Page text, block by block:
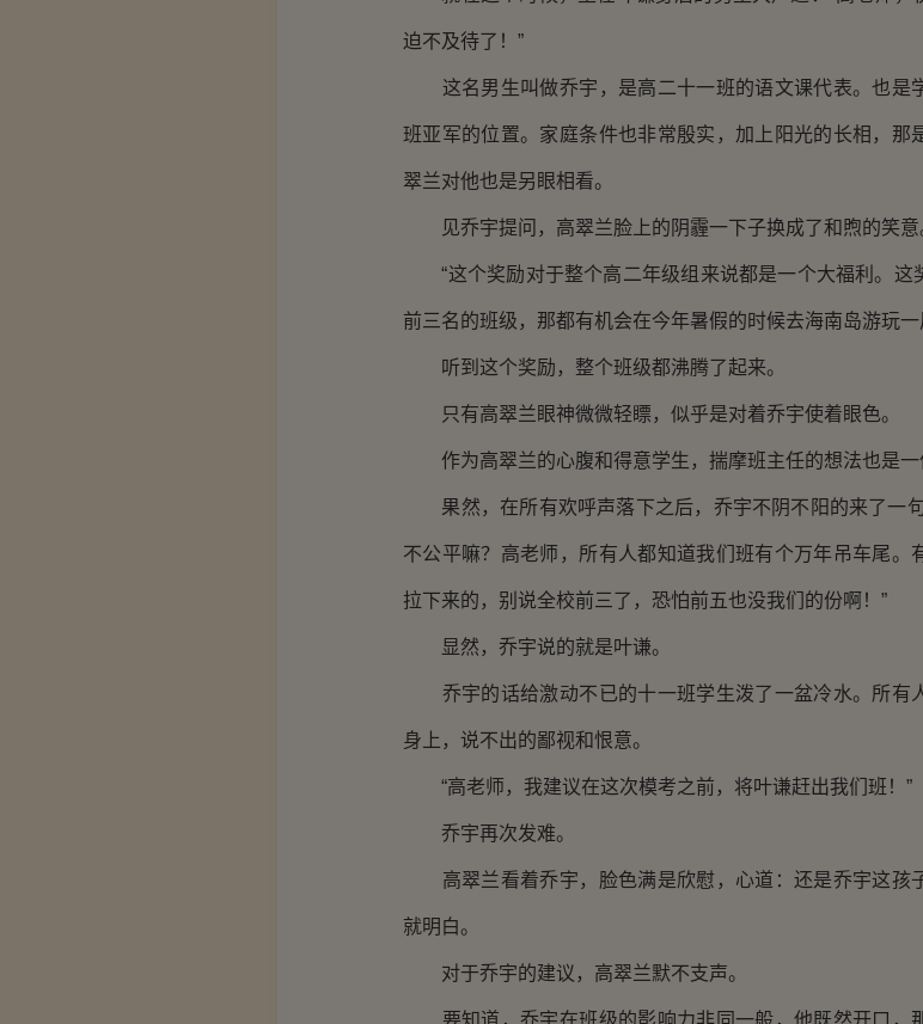
迫不及待了！”
这名男生叫做乔宇，是高二十一班的语文课代表。也是
班亚军的位置。家庭条件也非常殷实，加上阳光的长相，那
翠兰对他也是另眼相看。
见乔宇提问，高翠兰脸上的阴霾一下子换成了和煦的笑意
“这个奖励对于整个高二年级组来说都是一个大福利。这
前三名的班级，那都有机会在今年暑假的时候去海南岛游玩
听到这个奖励，整个班级都沸腾了起来。
只有高翠兰眼神微微轻瞟，似乎是对着乔宇使着眼色。
作为高翠兰的心腹和得意学生，揣摩班主任的想法也是一
果然，在所有欢呼声落下之后，乔宇不阴不阳的来了一
不公平嘛？高老师，所有人都知道我们班有个万年吊车尾。
拉下来的，别说全校前三了，恐怕前五也没我们的份啊！”
显然，乔宇说的就是叶谦。
乔宇的话给激动不已的十一班学生泼了一盆冷水。所有
身上，说不出的鄙视和恨意。
“高老师，我建议在这次模考之前，将叶谦赶出我们班！”
乔宇再次发难。
高翠兰看着乔宇，脸色满是欣慰，心道：还是乔宇这孩
就明白。
对于乔宇的建议，高翠兰默不支声。
要知道，乔宇在班级的影响力非同一般，他既然开口，